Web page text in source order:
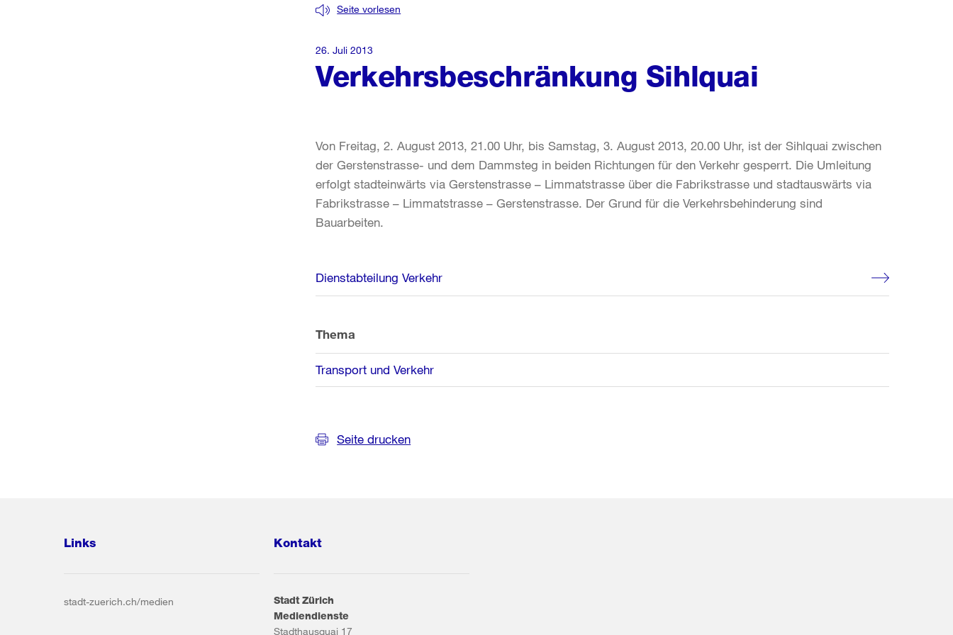
Verkehrsbeschränkung Sihlquai
Seite vorlesen
26. Juli 2013
Von Freitag, 2. August 2013, 21.00 Uhr, bis Samstag, 3. August 2013, 20.00 Uhr, ist der Sihlquai zwischen
der Gerstenstrasse- und dem Dammsteg in beiden Richtungen für den Verkehr gesperrt. Die Umleitung
erfolgt stadteinwärts via Gerstenstrasse – Limmatstrasse über die Fabrikstrasse und stadtauswärts via
Fabrikstrasse – Limmatstrasse – Gerstenstrasse. Der Grund für die Verkehrsbehinderung sind
Bauarbeiten.
Weitere
Informationen
Dienstabteilung Verkehr
Thema
Transport und Verkehr
Seite drucken
Links
stadt-zuerich.ch/medien
Kontakt
Stadt Zürich
Mediendienste
Stadthausquai 17